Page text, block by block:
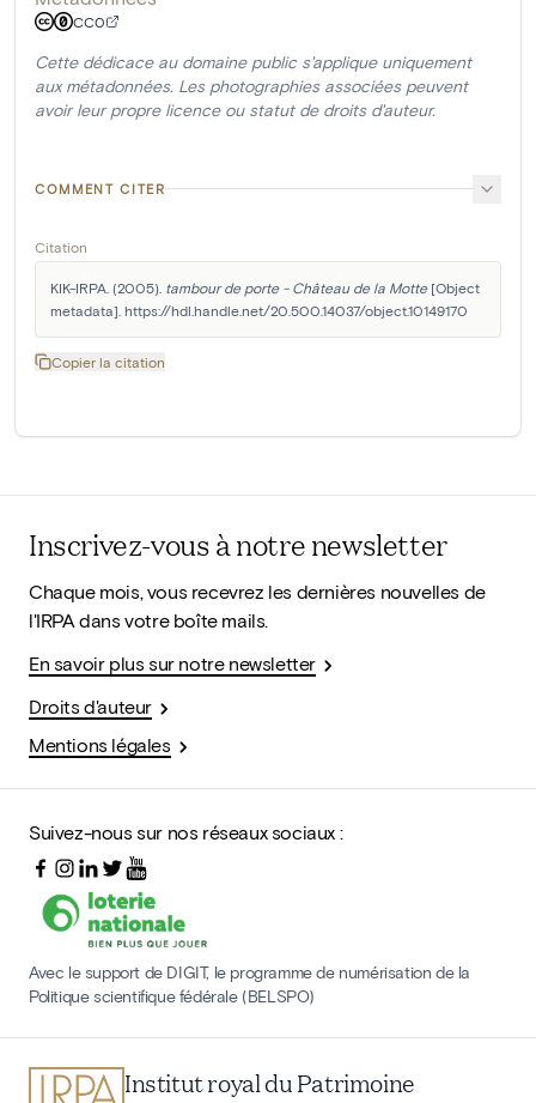
CC0
Cette dédicace au domaine public s'applique uniquement
aux métadonnées. Les photographies associées peuvent
avoir leur propre licence ou statut de droits d'auteur.
COMMENT CITER
Citation
KIK-IRPA. (2005). tambour de porte - Château de la Motte [Object
metadata]. https://hdl.handle.net/20.500.14037/object.10149170
Copier la citation
Inscrivez-vous à notre newsletter
Chaque mois, vous recevrez les dernières nouvelles de
l'IRPA dans votre boîte mails.
En savoir plus sur notre newsletter
Droits d'auteur
Mentions légales
Suivez-nous sur nos réseaux sociaux :
Avec le support de DIGIT, le programme de numérisation de la
Politique scientifique fédérale (BELSPO)
Institut royal du Patrimoine